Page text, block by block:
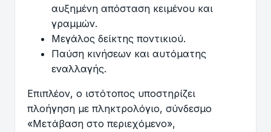
αυξημένη απόσταση κειμένου και
γραμμών.
Μεγάλος δείκτης ποντικιού.
Παύση κινήσεων και αυτόματης
εναλλαγής.
Επιπλέον, ο ιστότοπος υποστηρίζει
πλοήγηση με πληκτρολόγιο, σύνδεσμο
«Μετάβαση στο περιεχόμενο»,